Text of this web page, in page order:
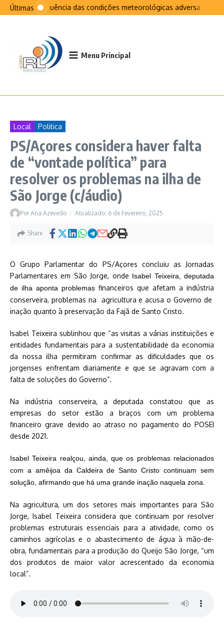
Ir para o conteúdo
ÚltimasNa sequência das condições meteorológicas adversas que
Menu Principal
Local Politica
PS/Açores considera haver falta
de “vontade política” para
resolver os problemas na ilha de
São Jorge (c/áudio)
PorAna Azevedo Atualizado: 6 de Fevereiro, 2025
Share
O Grupo Parlamentar do PS/Açores concluiu as Jornadas
Parlamentares em São Jorge, onde Isabel Teixeira, deputada
de ilha aponta problemas financeiros que afetam a indústria
conserveira, problemas na agricultura e acusa o Governo de
inação quanto à preservação da Fajã de Santo Cristo.
Isabel Teixeira sublinhou que “as visitas a várias instituições e
entidades fundamentais para a sustentabilidade da economia
da nossa ilha permitiram confirmar as dificuldades que os
jorgenses enfrentam diariamente e que se agravam com a
falta de soluções do Governo”.
Na indústria conserveira, a deputada constatou que as
empresas do setor estão a braços com um problema
financeiro grave devido ao atraso no pagamento do POSEI
desde 2021.
Isabel Teixeira realçou, ainda, que os problemas relacionados
com a amêijoa da Caldeira de Santo Cristo continuam sem
solução, afirmando que há uma grande inação naquela zona.
Na agricultura, um dos setores mais importantes para São
Jorge, Isabel Teixeira considera que continuam por resolver
problemas estruturais essenciais para a atividade, como os
caminhos agrícolas e o abastecimento de água à mão-de-
obra, fundamentais para a produção do Queijo São Jorge, “um
dos produtos de maior valor acrescentado da economia
local”.